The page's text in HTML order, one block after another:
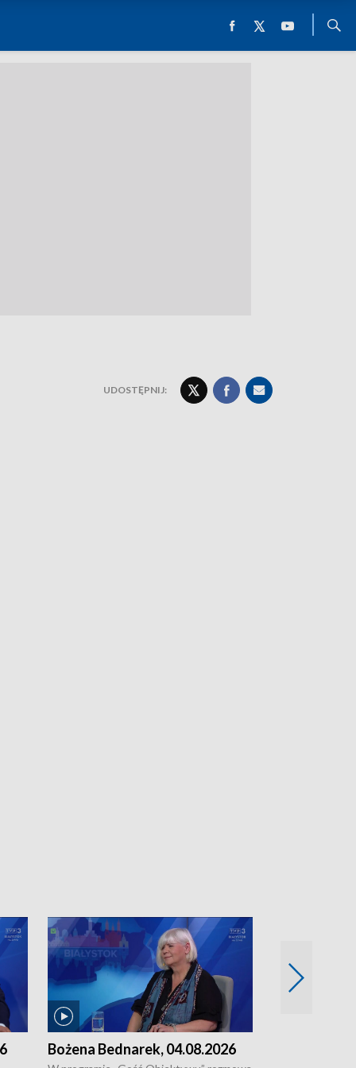
UDOSTĘPNIJ:
Bożena Bednarek, 04.08.2026